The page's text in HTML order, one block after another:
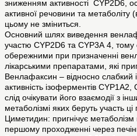
зниженням активності CYP2D6,
активної речовини та
цьому не зміниться.
Основний шлях виведення
участю CYP2D6 та CYP3А 4, тому
обережними при призначенні
лікарськими препаратами, які
Венлафаксин – відносно слабкий
активність ізоферментів
слід очікувати його взаємодії з
метаболізмі яких беруть участь
Циметидин: пригнічує
першому проходженні через